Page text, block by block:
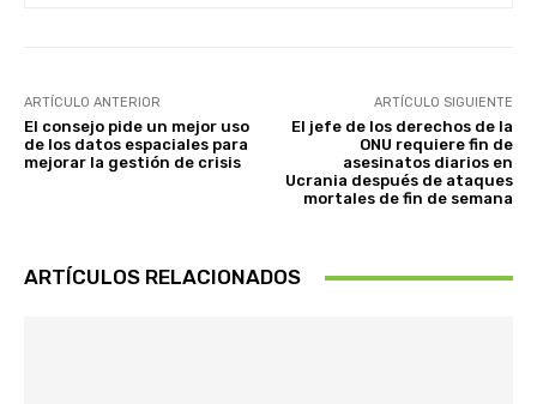
ARTÍCULO ANTERIOR
El consejo pide un mejor uso
de los datos espaciales para
mejorar la gestión de crisis
ARTÍCULO SIGUIENTE
El jefe de los derechos de la
ONU requiere fin de
asesinatos diarios en
Ucrania después de ataques
mortales de fin de semana
ARTÍCULOS RELACIONADOS